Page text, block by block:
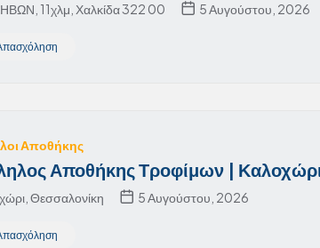
11χλμ, Χαλκίδα 322 00 5 Αυγούστου, 2026
Αποθήκης
Αποθήκης Τροφίμων |
Θεσσαλονίκη 5 Αυγούστου, 2026